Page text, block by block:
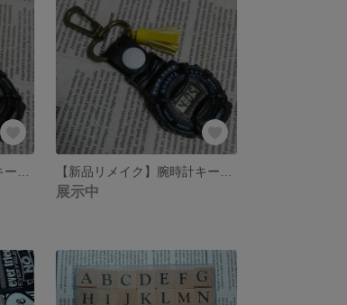
展示中